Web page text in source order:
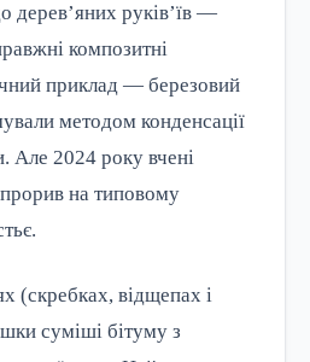
дерев’яних руків’їв —
композитні
приклад — березовий
методом конденсації
Але 2024 року вчені
на типовому
(скребках, відщепах і
суміші бітуму з